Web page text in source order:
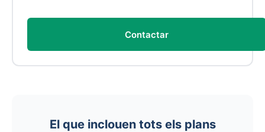
Contactar
El que inclouen tots els plans